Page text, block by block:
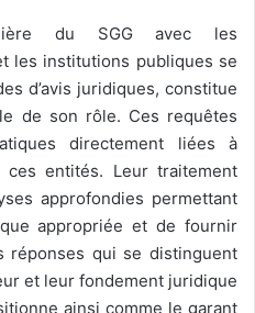
du SGG avec les
les institutions publiques se
d’avis juridiques, constitue
de son rôle. Ces requêtes
directement liées à
ces entités. Leur traitement
approfondies permettant
appropriée et de fournir
réponses qui se distinguent
et leur fondement juridique
ainsi comme le garant